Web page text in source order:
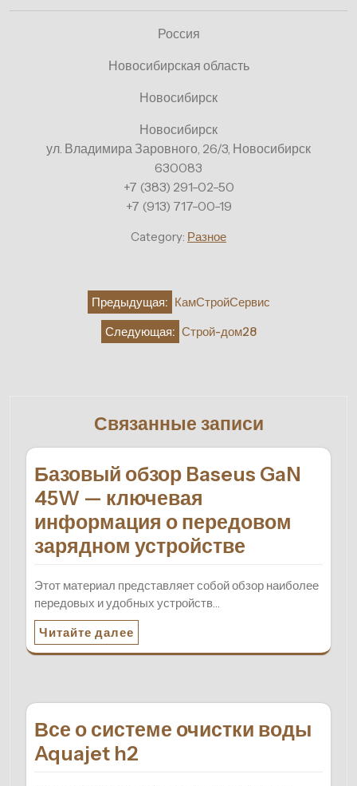
Россия
Новосибирская область
Новосибирск
Новосибирск
ул. Владимира Заровного, 26/3, Новосибирск
630083
+7 (383) 291-02-50
+7 (913) 717-00-19
Category: Разное
НавигацияПредыдущая: КамСтройСервис
Следующая: Строй-дом28
Связанные записи
Базовый обзор Baseus GaN
45W — ключевая
информация о передовом
зарядном устройстве
Этот материал представляет собой обзор наиболее
передовых и удобных устройств…
Читайте далее
Все о системе очистки воды
Aquajet h2